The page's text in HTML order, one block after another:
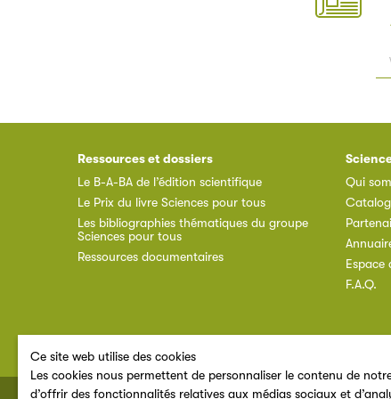
Ce site web utilise des cookies
Les cookies nous permettent de personnaliser le contenu de
d’offrir des fonctionnalités relatives aux médias sociaux et
Ressources et dossiers
Le B-A-BA de l’édition scientifique
Le Prix du livre Sciences pour tous
Les bibliographies thématiques du groupe
Sciences pour tous
Ressources documentaires
Qui
Espace
F.A.Q.
© 2026 SNE